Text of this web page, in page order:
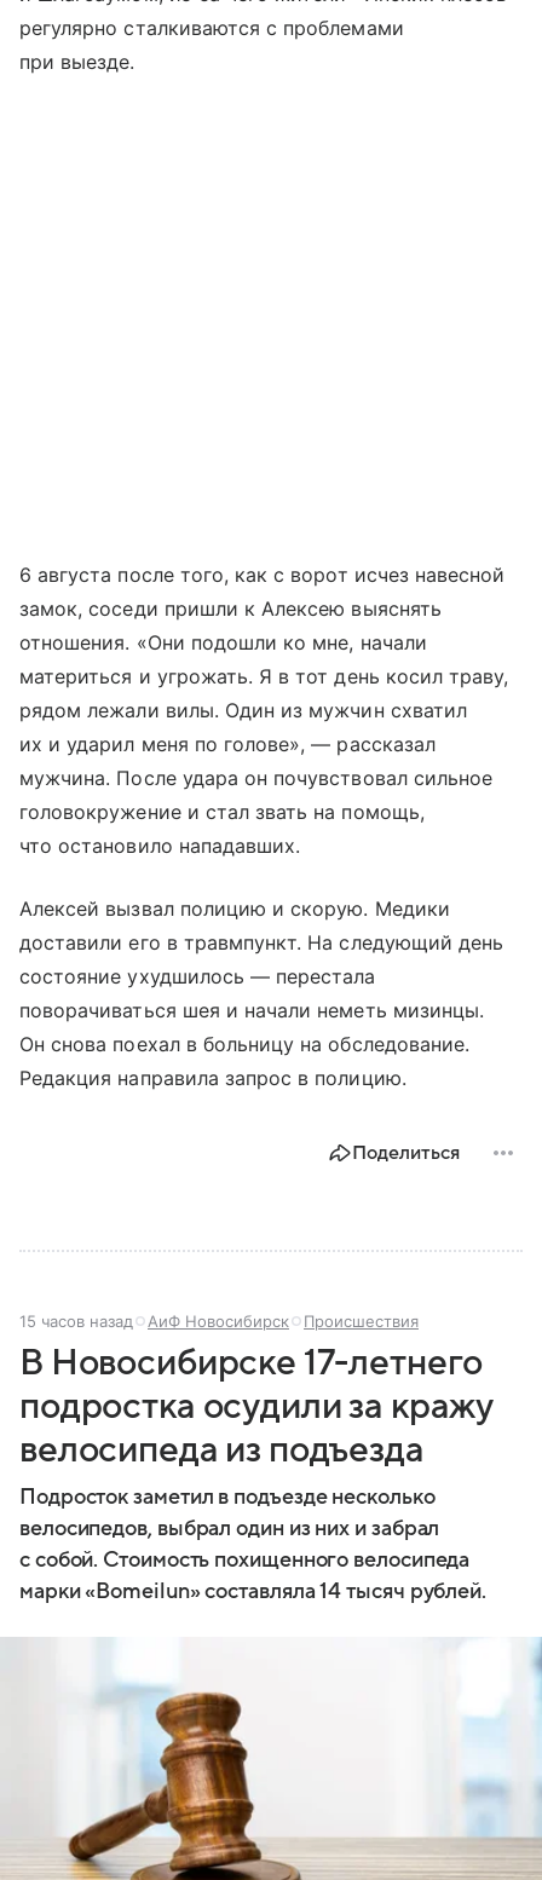
регулярно сталкиваются с проблемами
при выезде.
6 августа после того, как с ворот исчез навесной
замок, соседи пришли к Алексею выяснять
отношения. «Они подошли ко мне, начали
материться и угрожать. Я в тот день косил траву,
рядом лежали вилы. Один из мужчин схватил
их и ударил меня по голове», — рассказал
мужчина. После удара он почувствовал сильное
головокружение и стал звать на помощь,
что остановило нападавших.
Алексей вызвал полицию и скорую. Медики
доставили его в травмпункт. На следующий день
состояние ухудшилось — перестала
поворачиваться шея и начали неметь мизинцы.
Он снова поехал в больницу на обследование.
Редакция направила запрос в полицию.
Поделиться
15 часов назад АиФ Новосибирск Происшествия
В Новосибирске 17-летнего
подростка осудили за кражу
велосипеда из подъезда
Подросток заметил в подъезде несколько
велосипедов, выбрал один из них и забрал
с собой. Стоимость похищенного велосипеда
марки «Bomeilun» составляла 14 тысяч рублей.